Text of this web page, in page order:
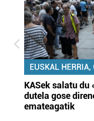
EUSKAL
KASek salatu du
dutela gose
emateagatik